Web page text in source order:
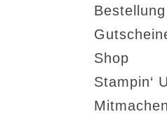
Shop
Stampin‘
Mitmachen